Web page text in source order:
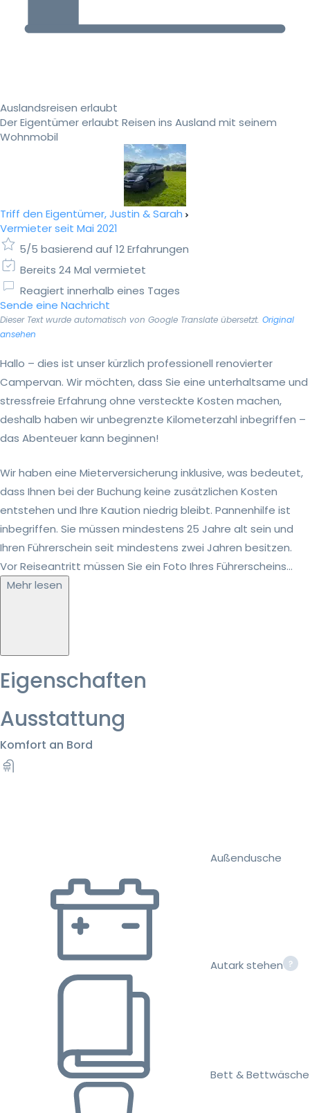
Auslandsreisen erlaubt
Der Eigentümer erlaubt Reisen ins Ausland mit seinem
Wohnmobil
Triff den Eigentümer, Justin & Sarah
Vermieter seit Mai 2021
5/5 basierend auf 12 Erfahrungen
Bereits 24 Mal vermietet
Reagiert innerhalb eines Tages
Sende eine Nachricht
Dieser Text wurde automatisch von Google Translate übersetzt. Original
ansehen
Hallo – dies ist unser kürzlich professionell renovierter
Campervan. Wir möchten, dass Sie eine unterhaltsame und
stressfreie Erfahrung ohne versteckte Kosten machen,
deshalb haben wir unbegrenzte Kilometerzahl inbegriffen –
das Abenteuer kann beginnen!
Wir haben eine Mieterversicherung inklusive, was bedeutet,
dass Ihnen bei der Buchung keine zusätzlichen Kosten
entstehen und Ihre Kaution niedrig bleibt. Pannenhilfe ist
inbegriffen. Sie müssen mindestens 25 Jahre alt sein und
Ihren Führerschein seit mindestens zwei Jahren besitzen.
Vor Reiseantritt müssen Sie ein Foto Ihres Führerscheins...
Mehr lesen
Eigenschaften
Ausstattung
Komfort an Bord
Außendusche
Autark stehen
Bett & Bettwäsche